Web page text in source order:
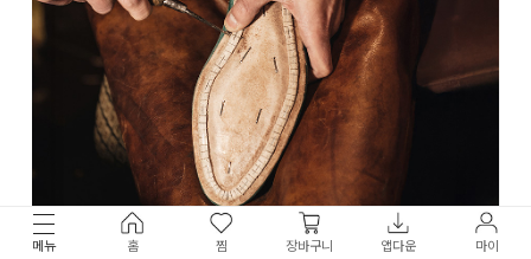
메뉴 홈 찜 장바구니 앱다운 마이